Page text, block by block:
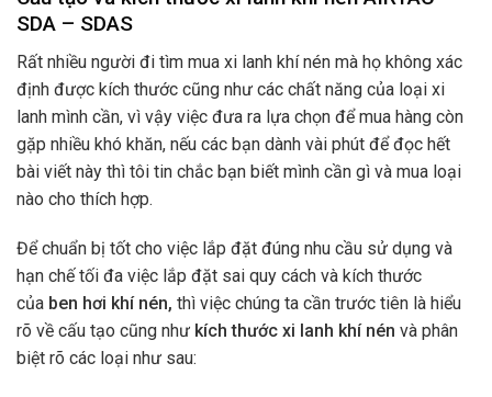
SDA – SDAS
Rất nhiều người đi tìm mua xi lanh khí nén mà họ không xác
định được kích thước cũng như các chất năng của loại xi
lanh mình cần, vì vậy việc đưa ra lựa chọn để mua hàng còn
gặp nhiều khó khăn, nếu các bạn dành vài phút để đọc hết
bài viết này thì tôi tin chắc bạn biết mình cần gì và mua loại
nào cho thích hợp.
Để chuẩn bị tốt cho việc lắp đặt đúng nhu cầu sử dụng và
hạn chế tối đa việc lắp đặt sai quy cách và kích thước
của ben hơi khí nén, thì việc chúng ta cần trước tiên là hiểu
rõ về cấu tạo cũng như kích thước xi lanh khí nén và phân
biệt rõ các loại như sau: